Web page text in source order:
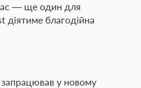
— ще один для
діятиме благодійна
у новому